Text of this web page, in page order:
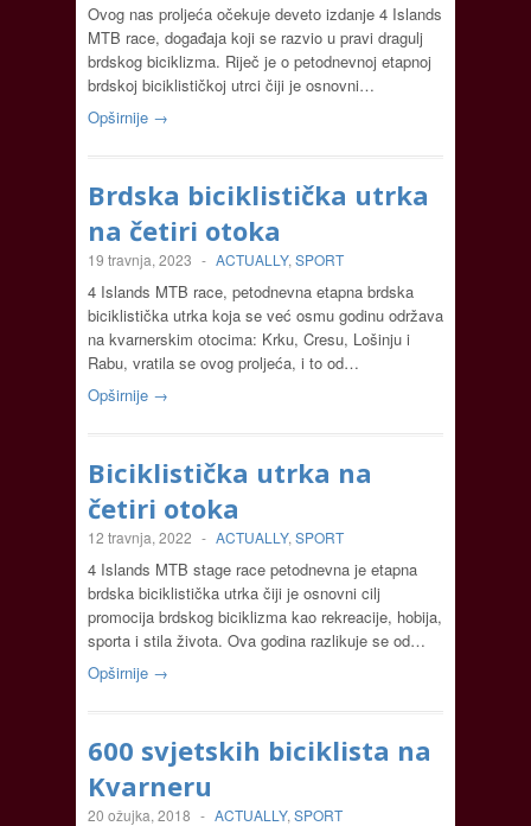
Ovog nas proljeća očekuje deveto izdanje 4 Islands
MTB race, događaja koji se razvio u pravi dragulj
brdskog biciklizma. Riječ je o petodnevnoj etapnoj
brdskoj biciklističkoj utrci čiji je osnovni…
Opširnije →
Brdska biciklistička utrka
na četiri otoka
19 travnja, 2023 - ACTUALLY, SPORT
4 Islands MTB race, petodnevna etapna brdska
biciklistička utrka koja se već osmu godinu održava
na kvarnerskim otocima: Krku, Cresu, Lošinju i
Rabu, vratila se ovog proljeća, i to od…
Opširnije →
Biciklistička utrka na
četiri otoka
12 travnja, 2022 - ACTUALLY, SPORT
4 Islands MTB stage race petodnevna je etapna
brdska biciklistička utrka čiji je osnovni cilj
promocija brdskog biciklizma kao rekreacije, hobija,
sporta i stila života. Ova godina razlikuje se od…
Opširnije →
600 svjetskih biciklista na
Kvarneru
20 ožujka, 2018 - ACTUALLY, SPORT